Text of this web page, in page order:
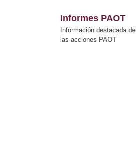
Informes PAOT
Información destacada de
las acciones PAOT